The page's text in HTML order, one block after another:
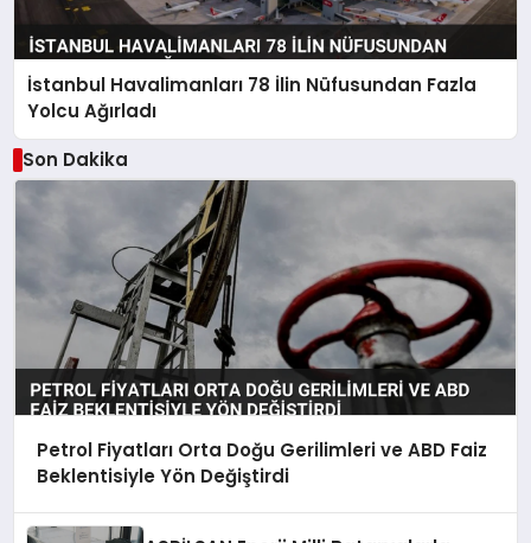
İstanbul Havalimanları 78 İlin Nüfusundan Fazla
Yolcu Ağırladı
Son Dakika
Petrol Fiyatları Orta Doğu Gerilimleri ve ABD Faiz
Beklentisiyle Yön Değiştirdi